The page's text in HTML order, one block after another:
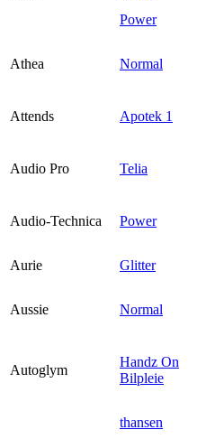
Power
Athea Normal
Attends Apotek 1
Audio Pro Telia
Audio-Technica Power
Aurie
Glitter
Aussie Normal
Autoglym
Handz On
Bilpleie
thansen